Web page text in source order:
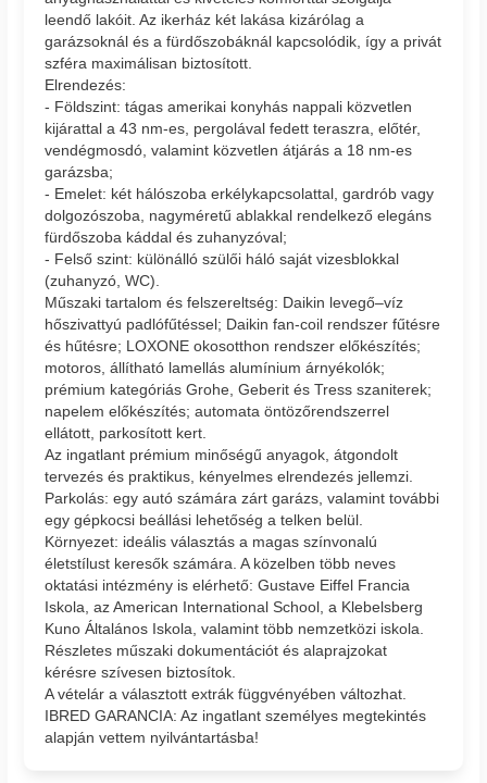
leendő lakóit. Az ikerház két lakása kizárólag a
garázsoknál és a fürdőszobáknál kapcsolódik, így a privát
szféra maximálisan biztosított.
Elrendezés:
- Földszint: tágas amerikai konyhás nappali közvetlen
kijárattal a 43 nm-es, pergolával fedett teraszra, előtér,
vendégmosdó, valamint közvetlen átjárás a 18 nm-es
garázsba;
- Emelet: két hálószoba erkélykapcsolattal, gardrób vagy
dolgozószoba, nagyméretű ablakkal rendelkező elegáns
fürdőszoba káddal és zuhanyzóval;
- Felső szint: különálló szülői háló saját vizesblokkal
(zuhanyzó, WC).
Műszaki tartalom és felszereltség: Daikin levegő–víz
hőszivattyú padlófűtéssel; Daikin fan-coil rendszer fűtésre
és hűtésre; LOXONE okosotthon rendszer előkészítés;
motoros, állítható lamellás alumínium árnyékolók;
prémium kategóriás Grohe, Geberit és Tress szaniterek;
napelem előkészítés; automata öntözőrendszerrel
ellátott, parkosított kert.
Az ingatlant prémium minőségű anyagok, átgondolt
tervezés és praktikus, kényelmes elrendezés jellemzi.
Parkolás: egy autó számára zárt garázs, valamint további
egy gépkocsi beállási lehetőség a telken belül.
Környezet: ideális választás a magas színvonalú
életstílust keresők számára. A közelben több neves
oktatási intézmény is elérhető: Gustave Eiffel Francia
Iskola, az American International School, a Klebelsberg
Kuno Általános Iskola, valamint több nemzetközi iskola.
Részletes műszaki dokumentációt és alaprajzokat
kérésre szívesen biztosítok.
A vételár a választott extrák függvényében változhat.
IBRED GARANCIA: Az ingatlant személyes megtekintés
alapján vettem nyilvántartásba!